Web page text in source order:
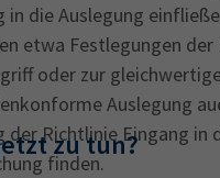
in die Auslegung
etwa Festlegungen der
oder zur
Auslegung
der Richtlinie Eingang in
finden.
zu tun?